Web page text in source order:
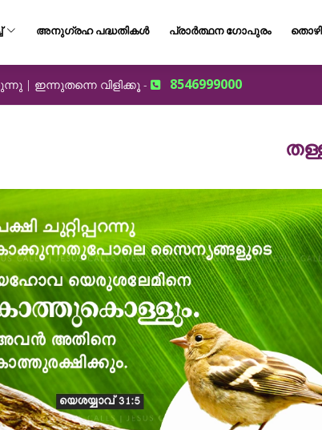
അനുഗ്രഹ പദ്ധതികൾ പ്രാർത്ഥന ഗോപുരം
| ഇന്നുതന്നെ വിളിക്കൂ - 8546999000